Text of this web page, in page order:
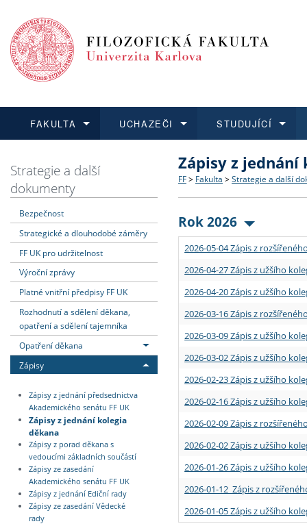
FAKULTA
Dozvědět se více
Struktura a historie
Strategie a další
Podpora a benefity pro
Absolventi fakulty
UCHAZEČI
Podat přihlášku
Co studovat a jak se
Učitelské studijní
Informace k průběhu
STUDUJÍCÍ
Dozvědět se více
Bakalářské a magisterské
Doktorské studium
Rigorózní řízení
Dozvědět se více
O vědě a výzkumu na FF
Akademické kvalifikace
Granty a projekty
Dozvědět se více
Aktuální nabídky a
Vyjíždějící studenti
Přijíždějící studenti
Vyjíždějící zaměstnanci
Strategie a další
dokumenty
Bezpečnost
Strategické a dlouhodobé záměry
FF UK pro udržitelnost
Výroční zprávy
Platné vnitřní předpisy FF UK
Rozhodnutí a sdělení děkana,
opatření a sdělení tajemníka
Opatření děkana
Zápisy
Zápisy z jednání předsednictva
Akademického senátu FF UK
Zápisy z jednání kolegia
děkana
Zápisy z porad děkana s
vedoucími základních součástí
Zápisy ze zasedání
Akademického senátu FF UK
Zápisy z jednání Ediční rady
Zápisy ze zasedání Vědecké
rady
Zápisy z jednání
FF > Fakulta > Strategie a další
Rok 2026
2026-05-04 Zápis z
2026-04-27 Zápis z užšího
2026-04-20 Zápis z užšího
2026-03-16 Zápis z
2026-03-09 Zápis z užšího
2026-03-02 Zápis z užšího
2026-02-23 Zápis z užšího
2026-02-16 Zápis z užšího
2026-02-09 Zápis z
2026-02-02 Zápis z užšího
2026-01-26 Zápis z užšího
2026-01-12 Zápis z
2026-01-05 Zápis z užšího